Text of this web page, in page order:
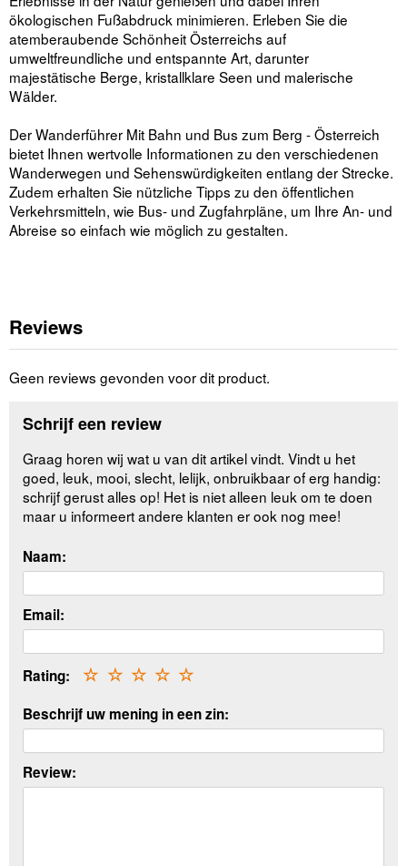
ökologischen Fußabdruck minimieren. Erleben Sie die
atemberaubende Schönheit Österreichs auf
umweltfreundliche und entspannte Art, darunter
majestätische Berge, kristallklare Seen und malerische
Wälder.
Der Wanderführer Mit Bahn und Bus zum Berg - Österreich
bietet Ihnen wertvolle Informationen zu den verschiedenen
Wanderwegen und Sehenswürdigkeiten entlang der Strecke.
Zudem erhalten Sie nützliche Tipps zu den öffentlichen
Verkehrsmitteln, wie Bus- und Zugfahrpläne, um Ihre An- und
Abreise so einfach wie möglich zu gestalten.
Reviews
Geen reviews gevonden voor dit product.
Schrijf een review
Graag horen wij wat u van dit artikel vindt. Vindt u het
goed, leuk, mooi, slecht, lelijk, onbruikbaar of erg handig:
schrijf gerust alles op! Het is niet alleen leuk om te doen
maar u informeert andere klanten er ook nog mee!
Naam:
Email:
Rating: ☆
☆
☆
☆
☆
Beschrijf uw mening in een zin:
Review: